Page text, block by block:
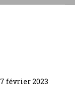
7 février 2023